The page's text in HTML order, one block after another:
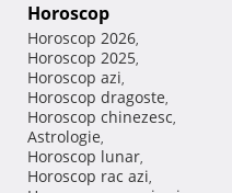
Horoscop
Horoscop 2026,
Horoscop 2025,
Horoscop azi,
Horoscop dragoste,
Horoscop chinezesc,
Astrologie,
Horoscop lunar,
Horoscop rac azi,